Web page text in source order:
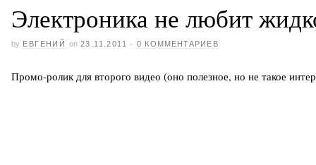
Электроника не любит
by ЕВГЕНИЙ on 23.11.2011 ·0 КОММЕНТАРИЕВ
Промо-ролик для второго видео (оно полезное, но не такое